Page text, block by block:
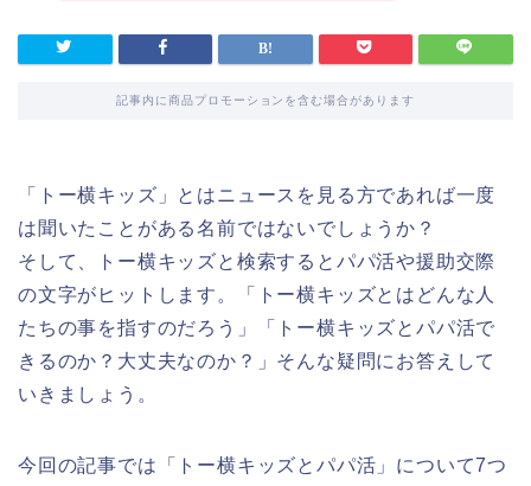
記事内に商品プロモーションを含む場合があります
「トー横キッズ」とはニュースを見る方であれば一度
は聞いたことがある名前ではないでしょうか？
そして、トー横キッズと検索するとパパ活や援助交際
の文字がヒットします。「トー横キッズとはどんな人
たちの事を指すのだろう」「トー横キッズとパパ活で
きるのか？大丈夫なのか？」そんな疑問にお答えして
いきましょう。
今回の記事では「トー横キッズとパパ活」について7つ